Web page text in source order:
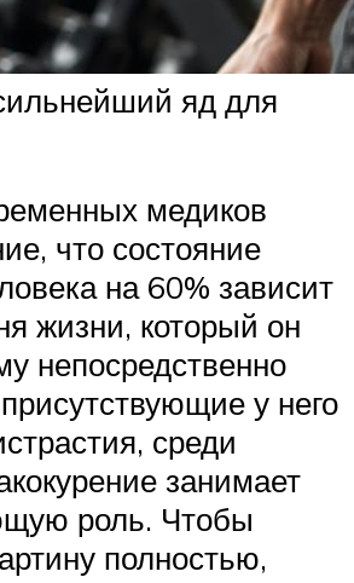
яд для
медиков
что состояние
на 60% зависит
жизни, который он
непосредственно
у него
среди
занимает
роль. Чтобы
полностью,